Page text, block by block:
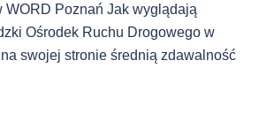
WORD Poznań Jak wyglądają
Ośrodek Ruchu Drogowego w
swojej stronie średnią zdawalność